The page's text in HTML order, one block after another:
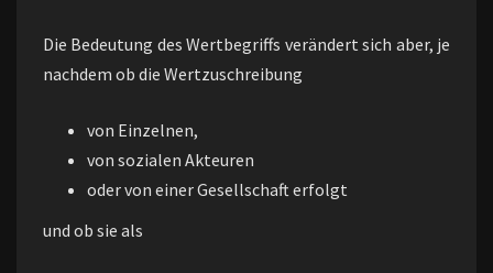
Die Bedeutung des Wertbegriffs verändert sich aber, je
nachdem ob die Wertzuschreibung
von Einzelnen,
von sozialen Akteuren
oder von einer Gesellschaft erfolgt
und ob sie als